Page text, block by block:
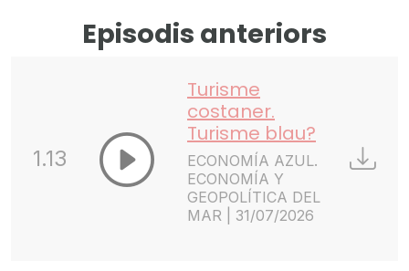
Episodis anteriors
1.13
Turisme
costaner.
Turisme blau?
ECONOMÍA AZUL.
ECONOMÍA Y
GEOPOLÍTICA DEL
MAR | 31/07/2026